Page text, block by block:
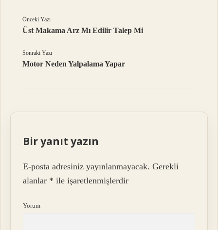
Önceki Yazı
Üst Makama Arz Mı Edilir Talep Mi
Sonraki Yazı
Motor Neden Yalpalama Yapar
Bir yanıt yazın
E-posta adresiniz yayınlanmayacak. Gerekli
alanlar * ile işaretlenmişlerdir
Yorum